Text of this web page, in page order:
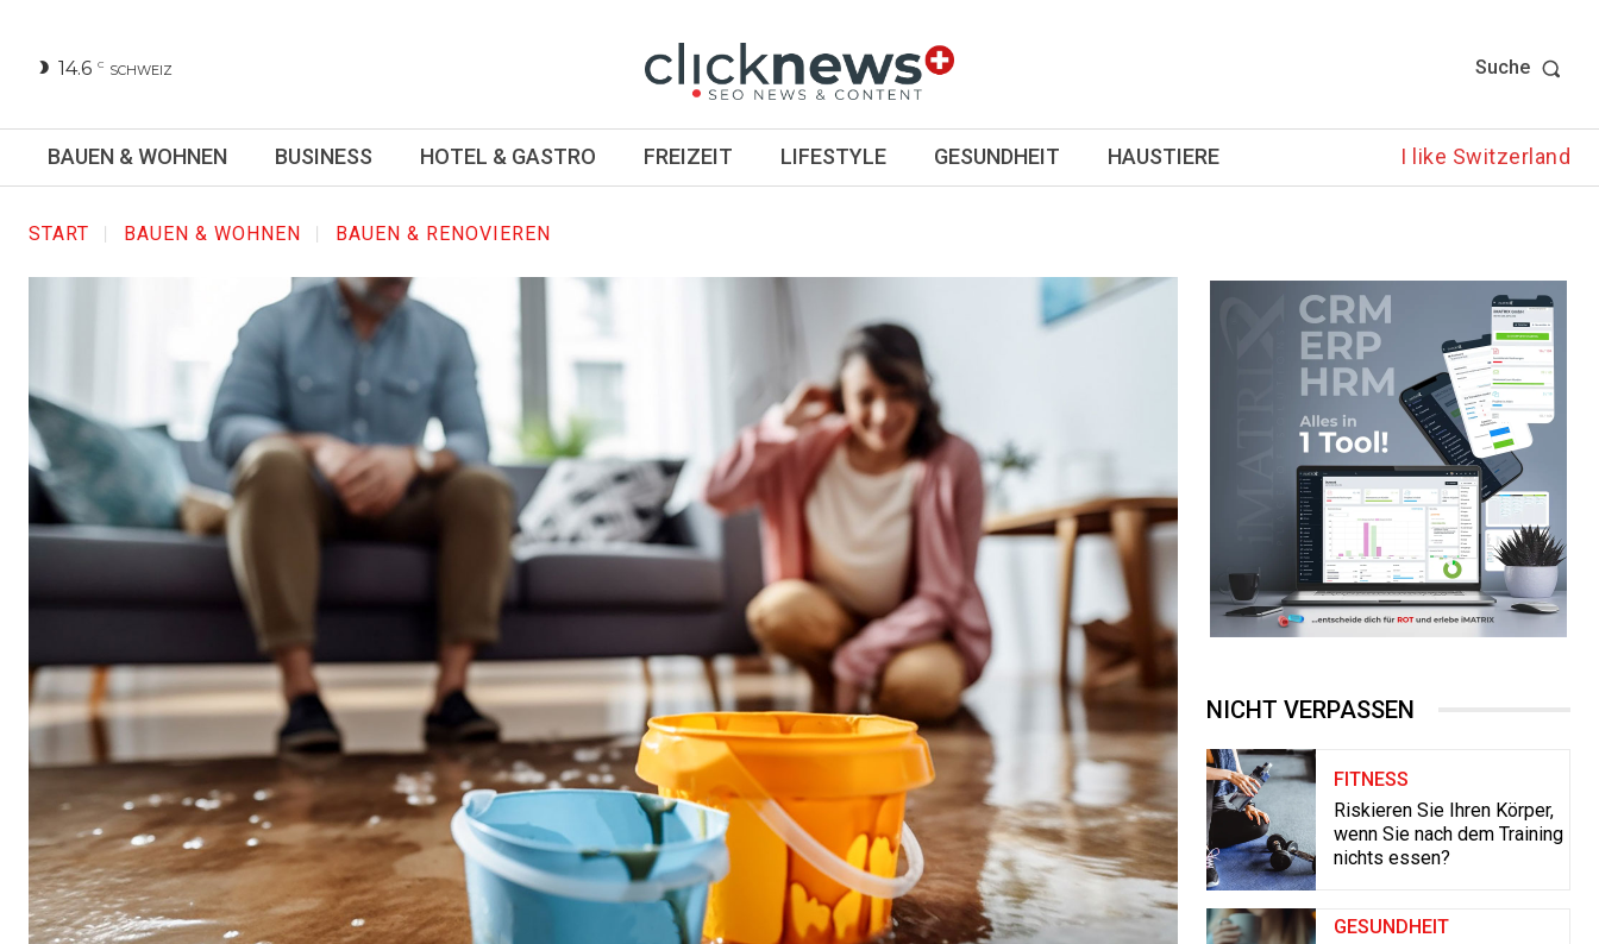
14.6 C SCHWEIZ Suche
BAUEN & WOHNEN BUSINESS HOTEL & GASTRO FREIZEIT LIFESTYLE GESUNDHEIT HAUSTIERE I like Switzerland
START BAUEN & WOHNEN BAUEN & RENOVIEREN
NICHT VERPASSEN
FITNESS
Riskieren Sie Ihren Körper,
wenn Sie nach dem Training
nichts essen?
GESUNDHEIT